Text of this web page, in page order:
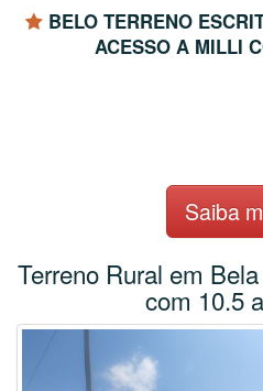
BELO TERRENO
ACESSO A MILLI
Saiba
Terreno Rural em
com 10.5